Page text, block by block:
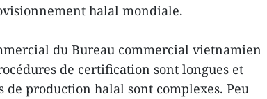
halal mondiale.
du Bureau commercial vietnamien
de certification sont longues et
de production halal sont complexes. Peu